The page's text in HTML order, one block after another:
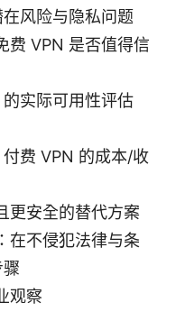
风险与隐私问题
费 VPN 是否值得信
实际可用性评估
费 VPN 的成本/收
更安全的替代方案
在不侵犯法律与条
观察